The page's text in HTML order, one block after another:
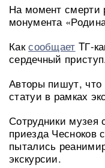
На момент смерти
монумента
Каксообщает TГ-
сердечный
Авторы пишут, что
статуи в рамках
Сотрудники музея
приезда Чесноков
пытались
экскурсии.